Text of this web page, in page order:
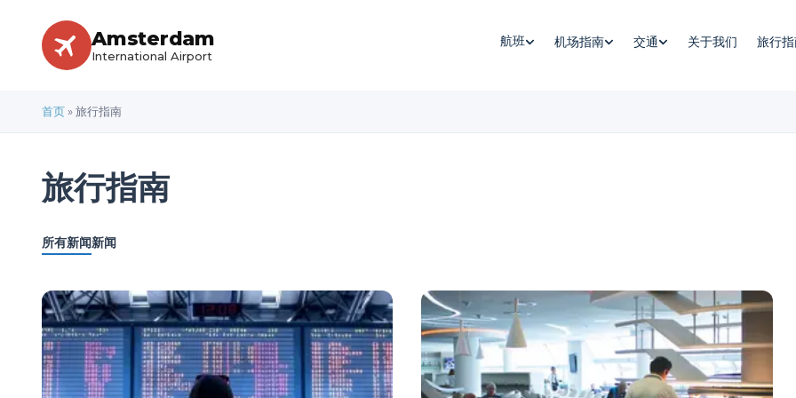
Amsterdam
International Airport
航班 机场指南 交通 关于我们 旅行
首页»旅行指南
旅行指南
所有新闻新闻